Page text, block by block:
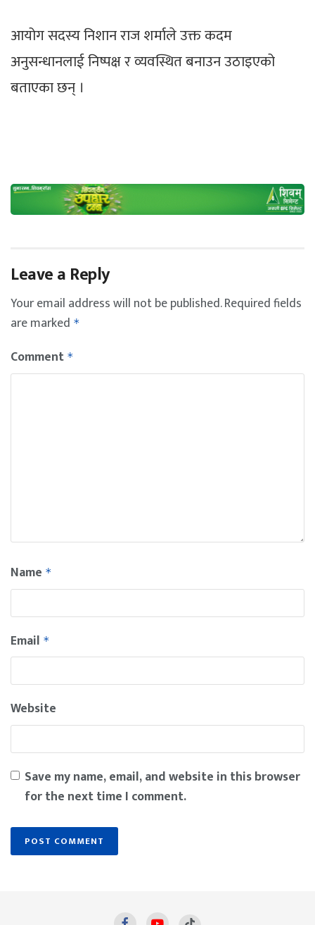
आयोग सदस्य निशान राज शर्माले उक्त कदम
अनुसन्धानलाई निष्पक्ष र व्यवस्थित बनाउन उठाइएको
बताएका छन् ।
Leave a Reply
Your email address will not be published.Required fields
are marked *
Comment *
Name *
Email *
Website
Save my name, email, and website in this browser
for the next time I comment.